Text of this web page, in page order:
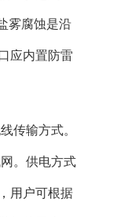
雾腐蚀是沿
应内置防雷
传输方式。
。供电方式
用户可根据